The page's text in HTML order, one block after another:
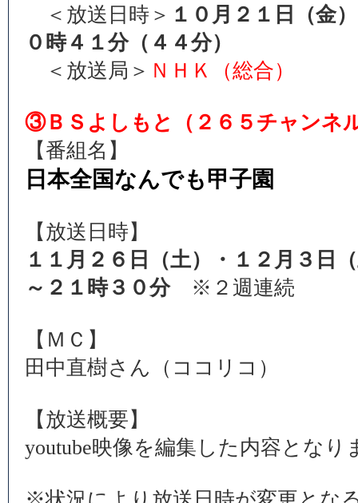
＜放送日時＞ １０月２１日（金
０時４１分（４４分）
＜放送局＞ ＮＨＫ（総合）
③ＢＳよしもと（２６５チャンネ
【番組名】
日本全国なんでも甲子園
【放送日時】
１１月２６日（土）・１２月３日
～２１時３０分※２週連続
【ＭＣ】
田中直樹さん（ココリコ）
【放送概要】
youtube映像を編集した内容となり